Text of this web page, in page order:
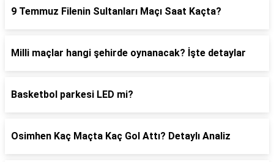
9 Temmuz Filenin Sultanları Maçı Saat Kaçta?
Milli maçlar hangi şehirde oynanacak? İşte detaylar
Basketbol parkesi LED mi?
Osimhen Kaç Maçta Kaç Gol Attı? Detaylı Analiz